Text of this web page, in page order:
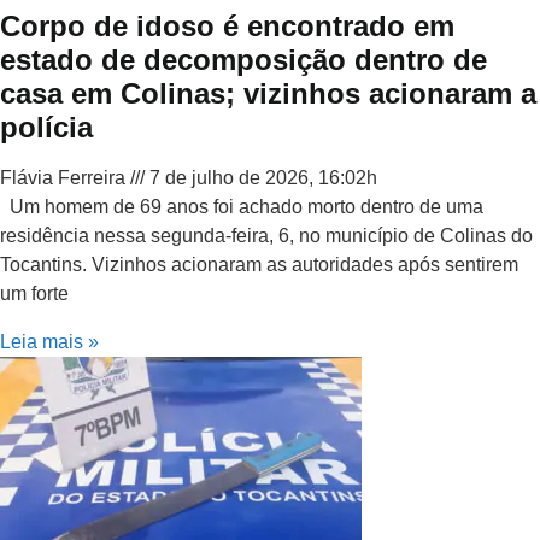
Corpo de idoso é encontrado em
estado de decomposição dentro de
casa em Colinas; vizinhos acionaram a
polícia
Flávia Ferreira
7 de julho de 2026, 16:02h
Um homem de 69 anos foi achado morto dentro de uma
residência nessa segunda-feira, 6, no município de Colinas do
Tocantins. Vizinhos acionaram as autoridades após sentirem
um forte
Leia mais »